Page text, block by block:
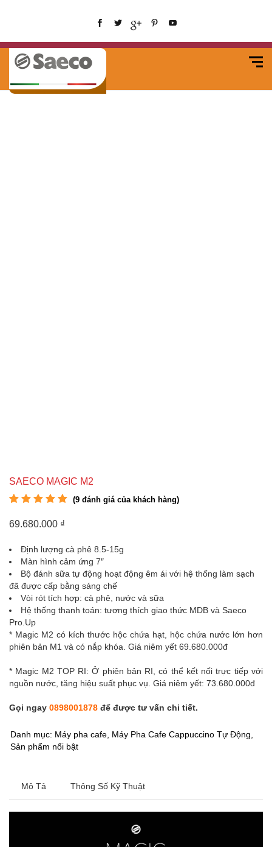
SAECO MAGIC M2
trênđánh giá
(9 đánh giá của khách hàng)
69.680.000 ₫
Định lượng cà phê 8.5-15g
Màn hình cảm ứng 7″
Bộ đánh sữa tự động hoạt động êm ái với hệ thống làm sạch
đã được cấp bằng sáng chế
Vòi rót tích hợp: cà phê, nước và sữa
Hệ thống thanh toán: tương thích giao thức MDB và Saeco
Pro.Up
* Magic M2 có kích thước hộc chứa hạt, hộc chứa nước lớn hơn
phiên bản M1 và có nắp khóa. Giá niêm yết 69.680.000đ
* Magic M2 TOP RI: Ở phiên bản RI, có thể kết nối trực tiếp với
nguồn nước, tăng hiệu suất phục vụ. Giá niêm yết: 73.680.000đ
Gọi ngay 0898001878 để được tư vấn chi tiết.
Danh mục: Máy pha cafe Máy Pha Cafe Cappuccino Tự Động
Sản phẩm nổi bật
Mô Tả Thông Số Kỹ Thuật